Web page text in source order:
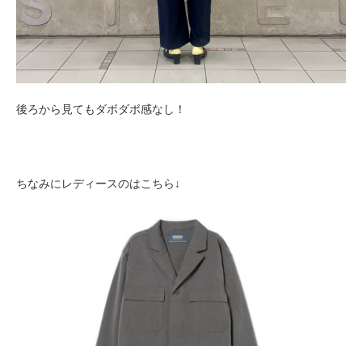
後ろから見てもダボダボ感なし！
ちなみにレディースのはこちら↓